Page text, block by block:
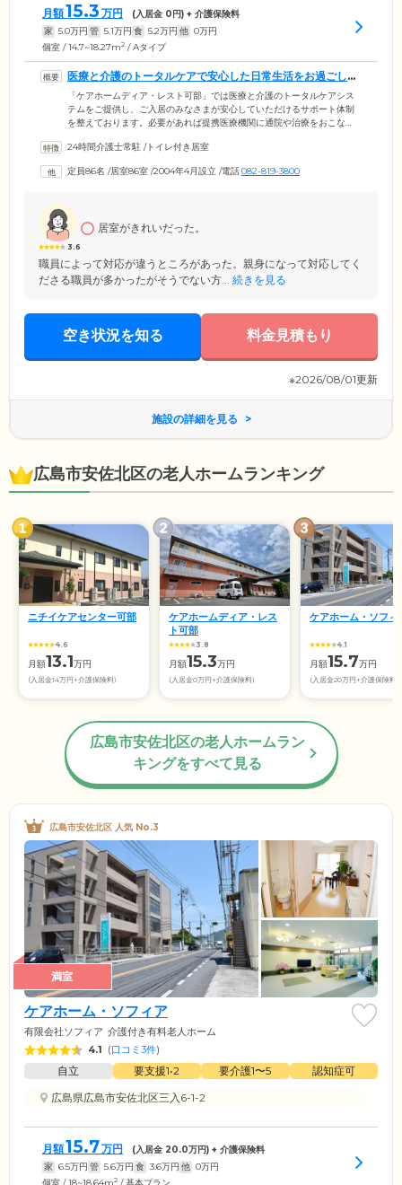
月額15.3 万円 (入居金 0円) + 介護保険料
家 5.0万円 管 5.1万円 食 5.2万円 他 0万円
個室 / 14.7~18.27m2 / Aタイプ
医療と介護のトータルケアで安心した日常生活をお過ごしく
ださい
「ケアホームディア・レスト可部」では医療と介護のトータルケアシス
テムをご提供し、ご入居のみなさまが安心していただけるサポート体制
を整えております。必要があれば提携医療機関に通院や治療をおこな
たします。近隣の各専門科のクリニックと提携しておりますので、体調
的な訪問診療も行っており、ご入居者様に寄り添った健康相談もいたし
24時間介護士常駐 /トイレ付き居室
定員86名 /居室86室 /2004年4月設立 /電話082-819-3800
3.6
居室がきれいだった。
職員によって対応が違うところがあった。親身になって対応してく
ださる職員が多かったがそうでない方... 続きを見る
空き状況を知る 料金見積もり
※2026/08/01更新
施設の詳細を見る
広島市安佐北区の老人ホームランキング
ニチイケアセンター可部
4.6
月額13.1万円
(入居金14万円+介護保険料)
ケアホームディア・レス
ト可部
3.8
月額15.3万円
(入居金0万円+介護保険料)
ケアホーム・ソフィ
4.1
月額15.7万円
(入居金20万円+介護保険料)
広島市安佐北区の老人ホームラン
キングをすべて見る
広島市安佐北区 人気 No.3
満室
ケアホーム・ソフィア
有限会社ソフィア 介護付き有料老人ホーム
4.1 (口コミ3件)
自立 要支援1•2 要介護1〜5
認知症可
広島県広島市安佐北区三入6-1-2
月額15.7万円 (入居金 20.0万円) + 介護保険料
家 6.5万円 管 5.6万円 食 3.6万円 他 0万円
2